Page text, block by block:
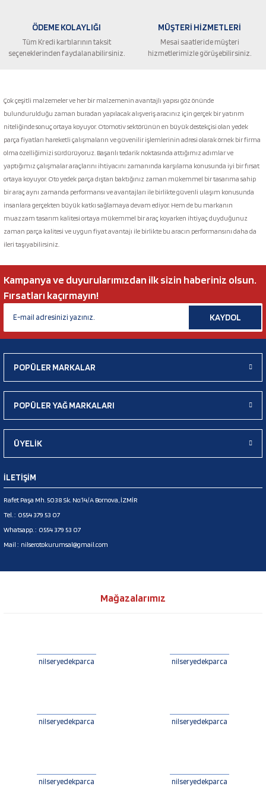
Gönder
ÖDEME KOLAYLIĞI
Tüm Kredi kartılarının taksit
seçeneklerinden faydalanabilirsiniz.
MÜŞTERİ HİZMETLERİ
Mesai saatleride müşteri
hizmetlerimizle görüşebilirsiniz.
Çok çeşitli malzemeler ve her bir malzemenin avantajlı yapısı göz önünde
bulundurulduğu zaman buradan yapılacak alışveriş aracınız için gerçek bir yatırım
niteliğinde sonuç ortaya koyuyor. Otomotiv sektörünün en büyük destekçisi olan yedek
parça fiyatları hareketli çalışmaların ve güvenilir işlemlerinin adresi olarak örnek bir firma
olma özelliğimizi sürdürüyoruz. Başarılı tedarik noktasında attığımız adımlar ve
yaptığımız çalışmalar araçlarını ihtiyacını zamanında karşılama konusunda iyi bir fırsat
ortaya koyuyor. Oto yedek parça dıştan baktığınız zaman mükemmel bir tasarıma sahip
bir araç aynı zamanda performansı ve avantajları ile birlikte güvenli ulaşım konusunda
insanlara gerçekten büyük katkı sağlamaya devam ediyor. Hem de bu markanın
muazzam tasarım kalitesi ortaya mükemmel bir araç koyarken ihtiyaç duyduğunuz
zaman parça kalitesi ve uygun fiyat avantajı ile birlikte bu aracın performansını daha da
ileri taşıyabilirsiniz.
Kampanya ve duyurularımızdan ilk sizin haberiniz olsun.
Fırsatları kaçırmayın!
KAYDOL
POPÜLER MARKALAR
POPÜLER YAĞ MARKALARI
ÜYELİK
İLETİŞİM
Rafet Paşa Mh. 5038 Sk. No:14/A Bornova, İZMİR
Tel. : 0554 379 53 07
Whatsapp. : 0554 379 53 07
Mail : nilserotokurumsal@gmail.com
Mağazalarımız
nilseryedekparca nilseryedekparca
nilseryedekparca nilseryedekparca
nilseryedekparca nilseryedekparca